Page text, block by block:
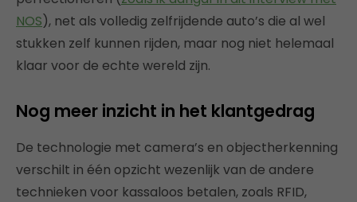
NOS), net als volledig zelfrijdende auto’s die al wel
stukken zelf kunnen rijden, maar nog niet helemaal
klaar voor de echte wereld zijn.
Nog meer inzicht in het klantgedrag
De technologie met camera’s en objectherkenning
verschilt in één opzicht wezenlijk van de andere
technieken voor kassaloos betalen, zoals RFID,